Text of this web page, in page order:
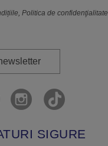
,Politica de confidenţialitate
SIGURE